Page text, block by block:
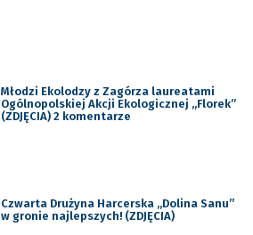
Młodzi Ekolodzy z Zagórza laureatami
Ogólnopolskiej Akcji Ekologicznej „Florek”
(ZDJĘCIA) 2 komentarze
Czwarta Drużyna Harcerska „Dolina Sanu”
w gronie najlepszych! (ZDJĘCIA)